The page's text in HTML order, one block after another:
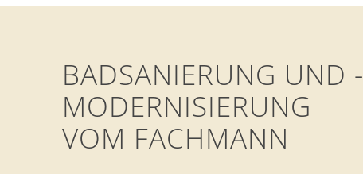
BADSANIERUNG UND -
MODERNISIERUNG
VOM FACHMANN